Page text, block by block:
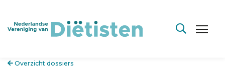
Overzicht dossiers